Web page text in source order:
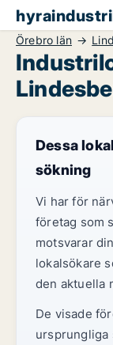
Örebro län
Dessa
sökning
Vi har för
företag som
motsvarar
lokalsökare
den aktuella
De visade
ursprungliga